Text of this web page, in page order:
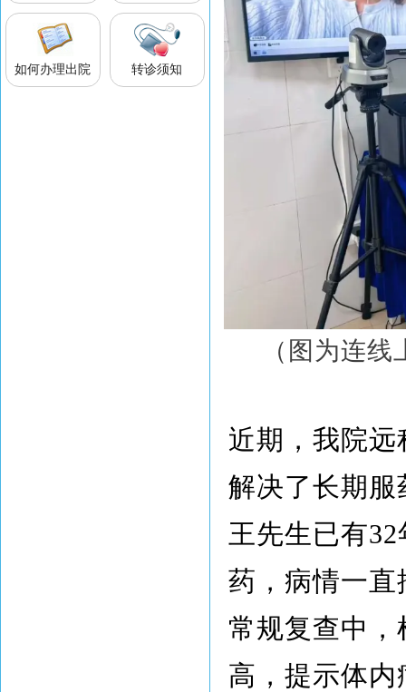
如何办理出院 转诊须知
（图为连
近期，我院
解决了长期服
王先生已有
药，病情一直
常规复查中
高，提示体